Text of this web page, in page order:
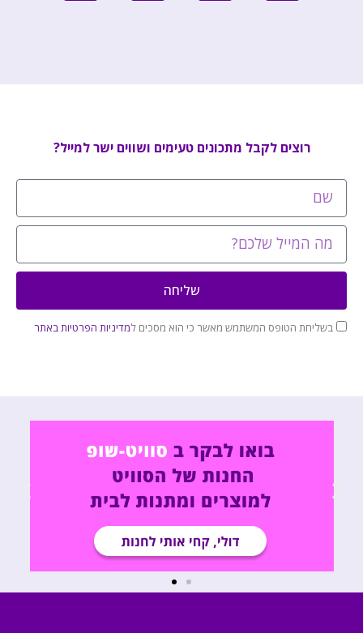
רוצים לקבל מתכונים טעימים ושווים ישר למייל?
בשליחת הטופס המשתמש מאשר כי הוא מסכים למדיניות הפרטיות באתר
שליחה